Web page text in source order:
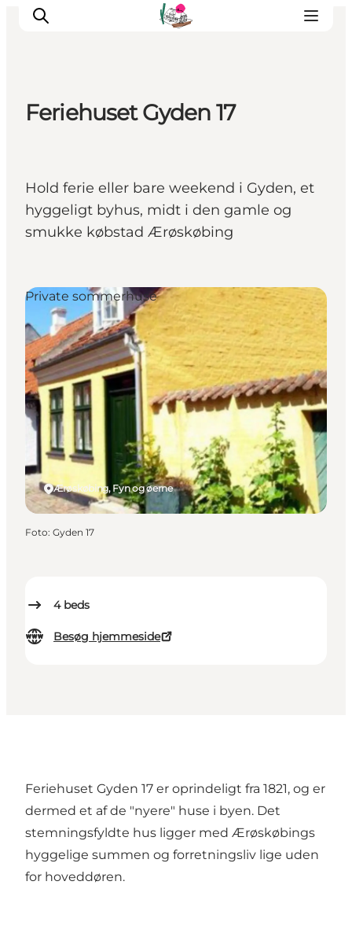
Geopark Besøgscenter
Om Søbygaard
Det sker
Feriehuset Gyden 17
Hold ferie eller bare weekend i Gyden, et
hyggeligt byhus, midt i den gamle og
smukke købstad Ærøskøbing
4 beds
Besøg hjemmeside
Ærøskøbing, Fyn og øerne
Private sommerhuse
Foto: Gyden 17
Feriehuset Gyden 17 er oprindeligt fra 1821, og er
dermed et af de "nyere" huse i byen. Det
stemningsfyldte hus ligger med Ærøskøbings
hyggelige summen og forretningsliv lige uden
for hoveddøren.